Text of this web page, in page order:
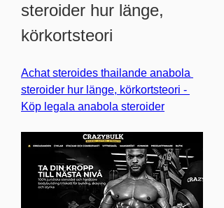
steroider hur länge,
körkortsteori
Achat steroides thailande anabola
steroider hur länge, körkortsteori -
Köp legala anabola steroider